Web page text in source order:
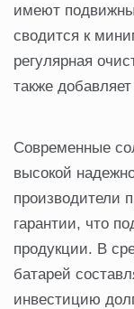
имеют
сводится к
регулярная
также
Современные
высокой
производители
гарантии, что
продукции. В
батарей
инвестицию